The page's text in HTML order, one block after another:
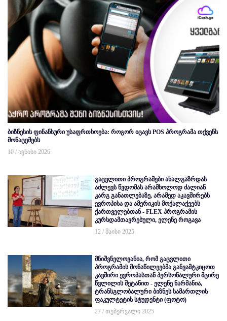
ბიზნესის ფინანსური უსაფრთხოება: როგორ იცავს POS პროგრამა თქვენს
მონაცემებს
10 / ივნისი 2026
გაცვლითი პროგრამები ახალგაზრდას
აძლევს წვდომას არამხოლოდ ძალიან
კარგ განათლებაზე, არამედ აკავშირებს
ევროპისა და ამერიკის მოქალაქეებს
ქართველებთან - FLEX პროგრამის
კურსდამთავრებული, ელენე როგავა
12 / მაისი 2025
მნიშვნელოვანია, რომ გაცვლითი
პროგრამის მონაწილეებმა განვამტკიცოთ
კავშირი ევროპასთან პერსონალური მცირე
წვლილის შეტანით - ელენე ნარმანია,
ტრანსგლობალური ბიზნეს სამართლის
ფაკულტეტის სტუდენტი (ფოტო)
27 / თებერვალი 2025